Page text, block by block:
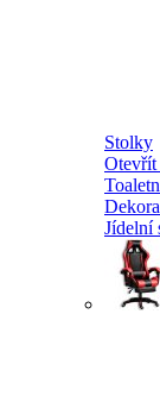
Stolky
Otevřít
Jídelní